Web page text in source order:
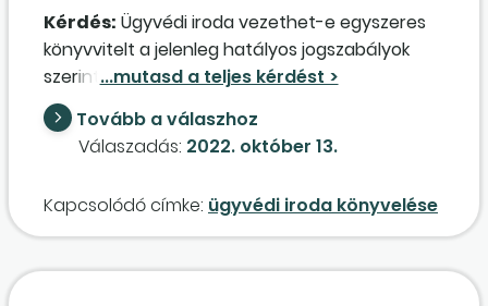
Kérdés: Ügyvédi iroda vezethet-e egyszeres
könyvvitelt a jelenleg hatályos jogszabályok
szerint? Végigolvastam a számviteli törvényt
és a 479. kormányrendeletet, de nem találtam
sem tiltó, sem megerősítő részt azokban.
Tovább a válaszhoz
Válaszadás: 2022. október 13.
Kapcsolódó címke: ügyvédi iroda könyvelése